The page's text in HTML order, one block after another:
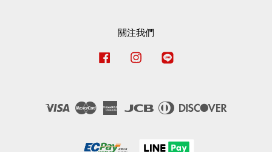
關注我們
Facebook Instagram
Visa Master
American
JCB
Diners